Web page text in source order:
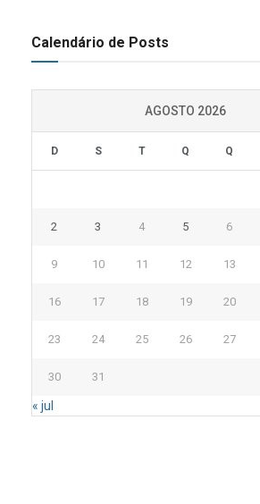
Calendário de Posts
AGOSTO 2026
D S T Q Q
2 3 4 5 6
9 10 11 12 13
16 17 18 19 20
23 24 25 26 27
30 31
« jul